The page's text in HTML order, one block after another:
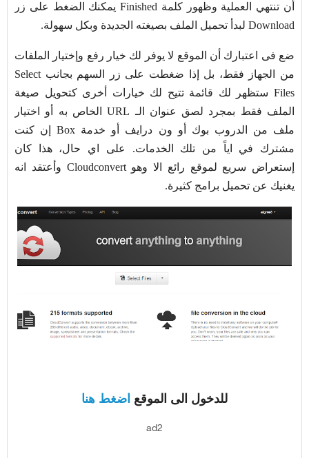
أن تنتهي العملية وظهور كلمة Finished يمكنك الضغط على زر
Download لبدأ تحميل الملف بصيغته الجديدة وبكل سهولة.
ضع فى اعتبارك أن الموقع لا يوفر لك خيار رفع وإختيار الملفات
من الجهاز فقط، بل إذا ضغطت على زر السهم بجانب Select
Files ستظهر لك قائمة تتيح لك خيارات أخرى كتحويل صيغة
الملف فقط بمجرد لصق عنوان الـ URL الخاص به أو اختيار
ملف من الدروب بوك أو ون درايف أو خدمة Box إن كنت
مشترك في اياً من تلك الخدمات. على اي حال، هذا كان
إستعراض سريع لموقع رائع الا وهو Cloudconvert وأعتقد انه
يغنيك عن تحميل برامج كثيرة.
للدخول الى الموقع اضغط هنا
ad2